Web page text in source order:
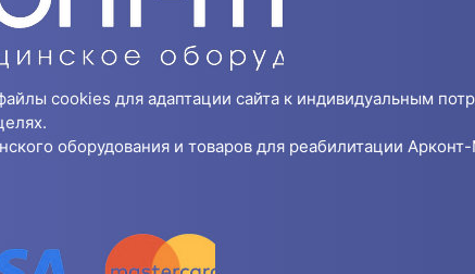
cookies для адаптации сайта к индивидуальным
оборудования и товаров для реабилитации